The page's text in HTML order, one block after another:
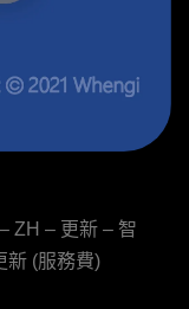
ZH – 更新 – 智
新 (服務費)